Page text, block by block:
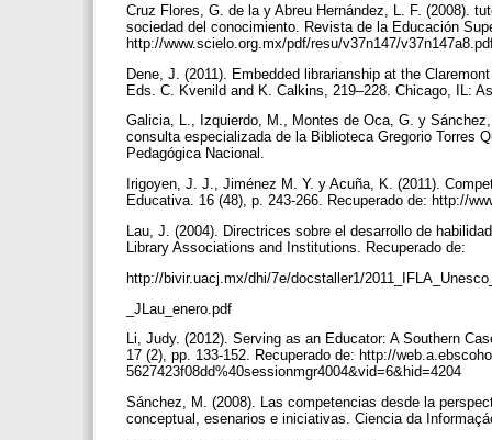
Cruz Flores, G. de la y Abreu Hernández, L. F. (2008).
sociedad del conocimiento. Revista de la Educación
http://www.scielo.org.mx/pdf/resu/v37n147/
Dene, J. (2011). Embedded librarianship at the
Eds. C. Kvenild and K. Calkins, 219–228. Chicago, IL:
Galicia, L., Izquierdo, M., Montes de Oca, G. y
consulta especializada de la Biblioteca Gregorio Torres
Pedagógica Nacional.
Irigoyen, J. J., Jiménez M. Y. y Acuña, K. (2011).
Educativa. 16 (48), p. 243-266. Recuperado de: http://
Lau, J. (2004). Directrices sobre el desarrollo de
Library Associations and Institutions. Recuperado de:
http://bivir.uacj.mx/dhi/7e/docstaller1/
_JLau_enero.pdf
Li, Judy. (2012). Serving as an Educator: A Southern
17 (2), pp. 133-152. Recuperado de: http://
5627423f08dd%40sessionmgr4004&vid=6&hid=4204
Sánchez, M. (2008). Las competencias desde la
conceptual, esenarios e iniciativas. Ciencia da